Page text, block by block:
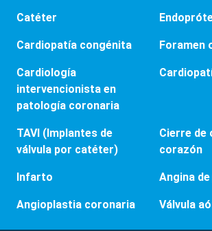
Catéter
Cardiopatía congénita Foramen
Cardiología
intervencionista en
patología coronaria
TAVI (Implantes de
válvula por catéter)
Cierre de
corazón
Infarto Angina
Angioplastia coronaria Válvula